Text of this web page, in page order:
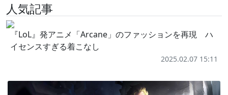
人気記事
『LoL』発アニメ「Arcane」のファッションを再現 ハ
イセンスすぎる着こなし
2025.02.07 15:11